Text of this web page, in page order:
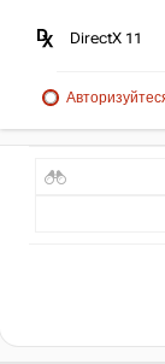
DirectX 11